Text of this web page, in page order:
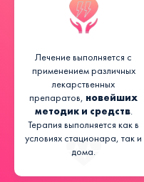
Лечение выполняется с
применением различных
лекарственных
препаратов, новейших
методик и средств.
Терапия выполняется как в
условиях стационара, так и
дома.